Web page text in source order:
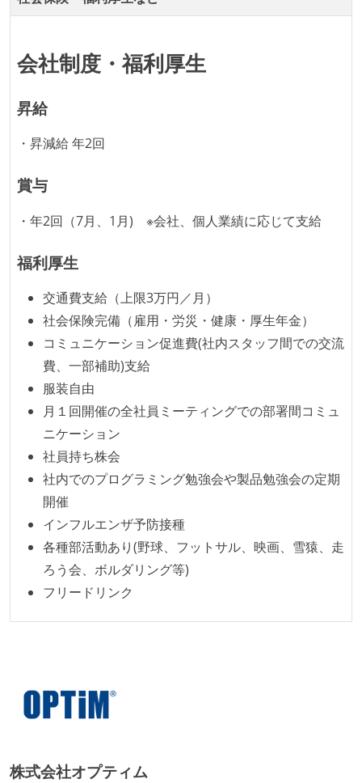
主な休暇：年末年始、夏季、慶弔休暇など
給与形態：賞与あり
労働契約期間：無期雇用
試用期間：あり（6ヶ月間）
生年金）
置）
会社制度・福利厚生
昇給
・昇減給 年2回
賞与
・年2回（7月、1月) ※会社、個人業績に応じて支給
福利厚生
交通費支給（上限3万円／月）
社会保険完備（雇用・労災・健康・厚生年金）
コミュニケーション促進費(社内スタッフ間での交流
費、一部補助)支給
服装自由
月１回開催の全社員ミーティングでの部署間コミュ
ニケーション
社員持ち株会
社内でのプログラミング勉強会や製品勉強会の定期
開催
インフルエンザ予防接種
各種部活動あり(野球、フットサル、映画、雪猿、走
ろう会、ボルダリング等)
フリードリンク
株式会社オプティム